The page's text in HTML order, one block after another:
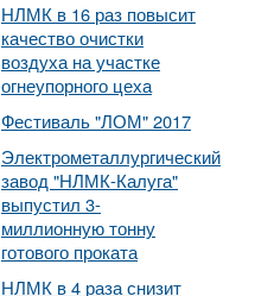
НЛМК в 16 раз повысит
качество очистки
воздуха на участке
огнеупорного цеха
Фестиваль "ЛОМ" 2017
Электрометаллургический
завод "НЛМК-Калуга"
выпустил 3-
миллионную тонну
готового проката
НЛМК в 4 раза снизит